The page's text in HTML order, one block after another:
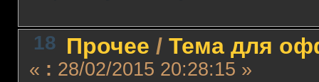
18 Прочее / Тема для
« : 28/02/2015 20:28:15 »